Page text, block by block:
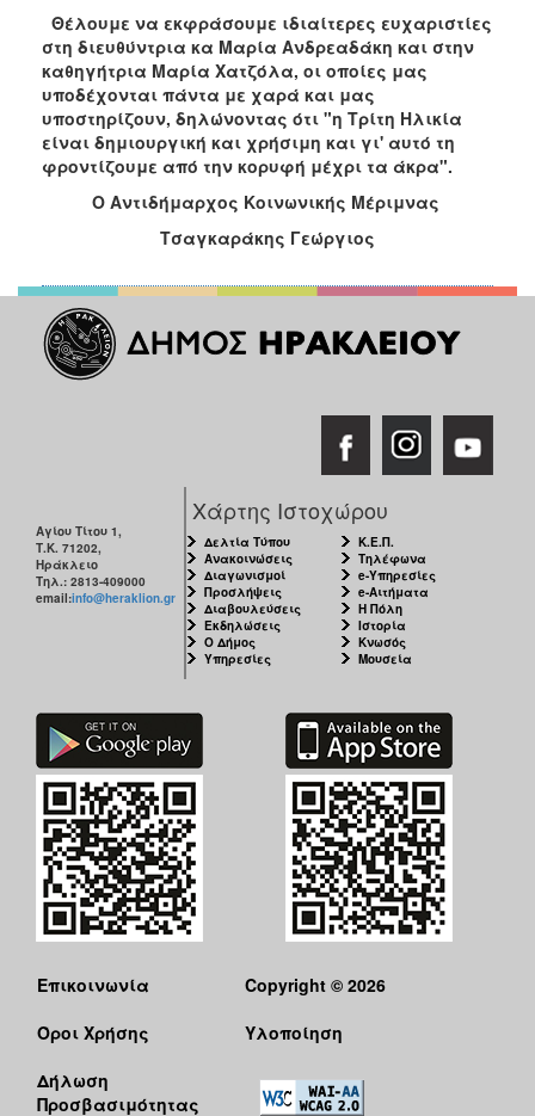
ΤΟΠΟΣ
Θέλουμε να εκφράσουμε ιδιαίτερες ευχαριστίες
στη διευθύντρια κα Μαρία Ανδρεαδάκη και στην
καθηγήτρια Μαρία Χατζόλα, οι οποίες μας
υποδέχονται πάντα με χαρά και μας
υποστηρίζουν, δηλώνοντας ότι "η Τρίτη Ηλικία
είναι δημιουργική και χρήσιμη και γι' αυτό τη
φροντίζουμε από την κορυφή μέχρι τα άκρα".
Ο Αντιδήμαρχος Κοινωνικής Μέριμνας
Τσαγκαράκης Γεώργιος
Αγίου Τίτου 1,
Τ.Κ. 71202,
Ηράκλειο
Τηλ.: 2813-409000
email:info@heraklion.gr
Χάρτης Ιστοχώρου
Δελτία Τύπου
Ανακοινώσεις
Διαγωνισμοί
Προσλήψεις
Διαβουλεύσεις
Εκδηλώσεις
Ο Δήμος
Υπηρεσίες
Κ.Ε.Π.
Τηλέφωνα
e-Υπηρεσίες
e-Αιτήματα
Η Πόλη
Ιστορία
Κνωσός
Μουσεία
Επικοινωνία
Όροι Χρήσης
Δήλωση
Προσβασιμότητας
Copyright © 2026
Υλοποίηση